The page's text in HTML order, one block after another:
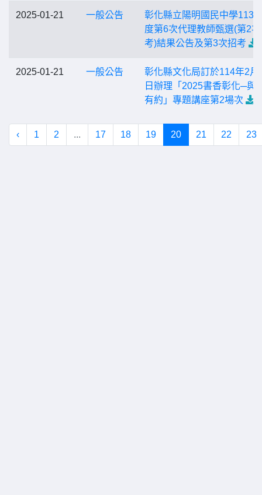
2025-01-21 一般公告
彰化縣立陽明國民中學113
度第6次代理教師甄選(第2
考)結果公告及第3次招考
2025-01-21 一般公告
彰化縣文化局訂於114年2月
日辦理「2025書香彰化─與
有約」專題講座第2場次
‹ 1 2 ... 17 18 19 20 21 22 23